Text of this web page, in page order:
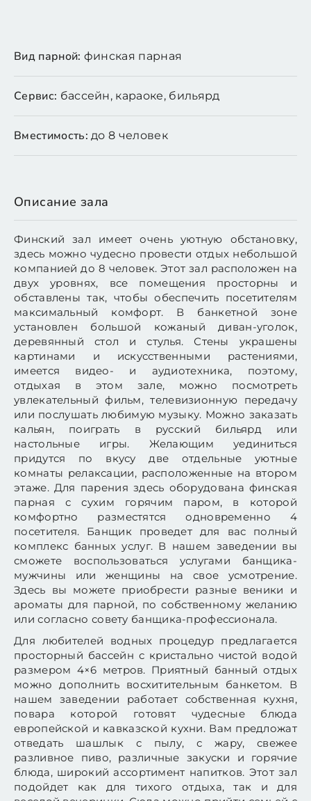
Вид парной: финская парная
Сервис: бассейн, караоке, бильярд
Вместимость: до 8 человек
Описание зала
Финский зал имеет очень уютную обстановку,
здесь можно чудесно провести отдых небольшой
компанией до 8 человек. Этот зал расположен на
двух уровнях, все помещения просторны и
обставлены так, чтобы обеспечить посетителям
максимальный комфорт. В банкетной зоне
установлен большой кожаный диван-уголок,
деревянный стол и стулья. Стены украшены
картинами и искусственными растениями,
имеется видео- и аудиотехника, поэтому,
отдыхая в этом зале, можно посмотреть
увлекательный фильм, телевизионную передачу
или послушать любимую музыку. Можно заказать
кальян, поиграть в русский бильярд или
настольные игры. Желающим уединиться
придутся по вкусу две отдельные уютные
комнаты релаксации, расположенные на втором
этаже. Для парения здесь оборудована финская
парная с сухим горячим паром, в которой
комфортно разместятся одновременно 4
посетителя. Банщик проведет для вас полный
комплекс банных услуг. В нашем заведении вы
сможете воспользоваться услугами банщика-
мужчины или женщины на свое усмотрение.
Здесь вы можете приобрести разные веники и
ароматы для парной, по собственному желанию
или согласно совету банщика-профессионала.
Для любителей водных процедур предлагается
просторный бассейн с кристально чистой водой
размером 4×6 метров. Приятный банный отдых
можно дополнить восхитительным банкетом. В
нашем заведении работает собственная кухня,
повара которой готовят чудесные блюда
европейской и кавказской кухни. Вам предложат
отведать шашлык с пылу, с жару, свежее
разливное пиво, различные закуски и горячие
блюда, широкий ассортимент напитков. Этот зал
подойдет как для тихого отдыха, так и для